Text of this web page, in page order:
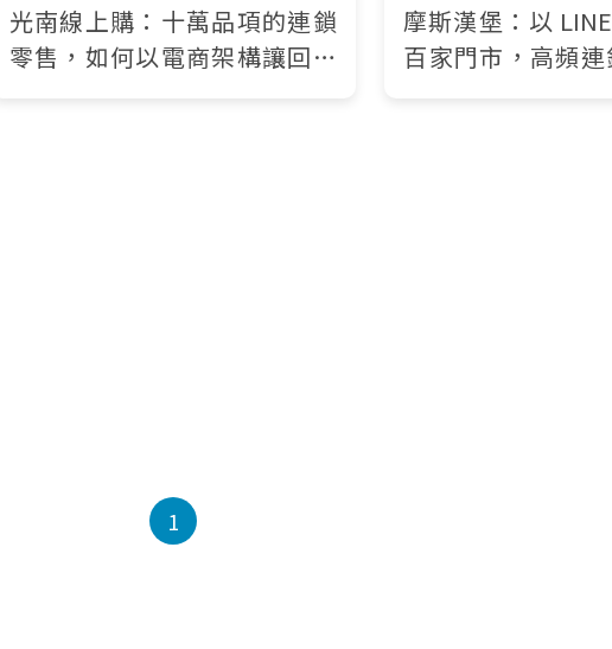
光南線上購：十萬品項的連鎖
零售，如何以電商架構讓回購
摩斯漢堡：以
百家門市，高頻連
1